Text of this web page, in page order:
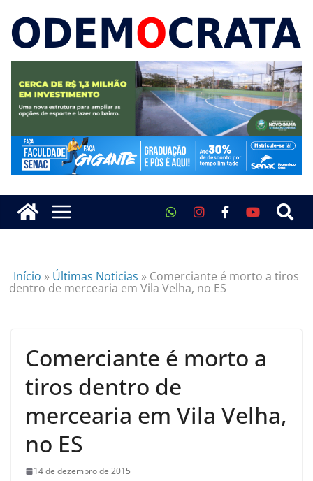
Início » Últimas Noticias » Comerciante é morto a tiros
dentro de mercearia em Vila Velha, no ES
Comerciante é morto a
tiros dentro de
mercearia em Vila Velha,
no ES
14 de dezembro de 2015